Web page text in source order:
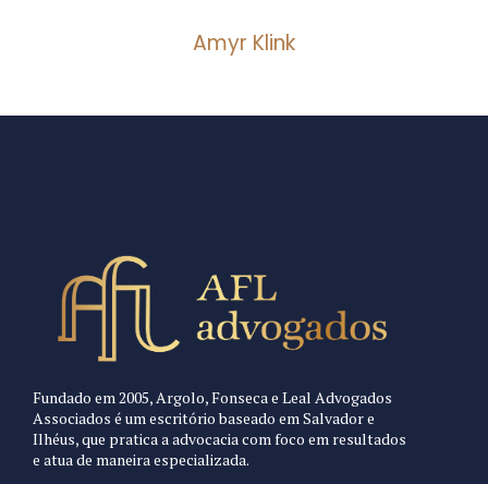
Amyr Klink
Fundado em 2005, Argolo, Fonseca e Leal Advogados
Associados é um escritório baseado em Salvador e
Ilhéus, que pratica a advocacia com foco em resultados
e atua de maneira especializada.